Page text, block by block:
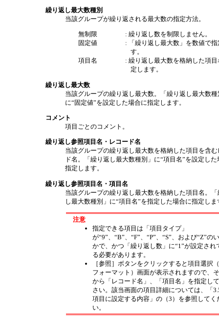
繰り返し最大数種別
当該グループが繰り返される最大数の指定方法。
無制限
: 繰り返し数を制限しません。
固定値
: 「繰り返し最大数」を数値で
す。
項目名
: 繰り返し最大数を格納した項
定します。
繰り返し最大数
当該グループの繰り返し最大数。「繰り返し最大数
に“固定値”を設定した場合に指定します。
コメント
項目ごとのコメント。
繰り返し参照項目名・レコード名
当該グループの繰り返し最大数を格納した項目を含
ド名。「繰り返し最大数種別」に“項目名”を設定した
指定します。
繰り返し参照項目名・項目名
当該グループの繰り返し最大数を格納した項目名。
し最大数種別」に“項目名”を指定した場合に指定しま
注意
指定できる項目は「項目タイプ」
が“9”、“B”、“F”、“P”、“S”、および“Z”の
かで、かつ「繰り返し数」に“1”が設定され
る必要があります。
［参照］ボタンをクリックすると項目選択
フォーマット）画面が表示されますので、
から「レコード名」、「項目名」を指定し
さい。該当画面の項目詳細については、
項目に設定する内容」の（3）を参照してく
い。